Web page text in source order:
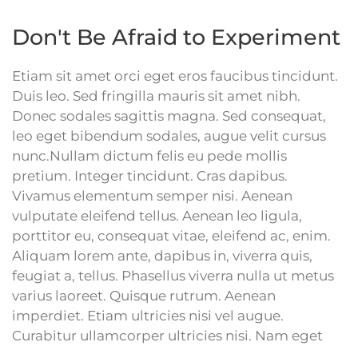
Don't Be Afraid to Experiment
Etiam sit amet orci eget eros faucibus tincidunt.
Duis leo. Sed fringilla mauris sit amet nibh.
Donec sodales sagittis magna. Sed consequat,
leo eget bibendum sodales, augue velit cursus
nunc.Nullam dictum felis eu pede mollis
pretium. Integer tincidunt. Cras dapibus.
Vivamus elementum semper nisi. Aenean
vulputate eleifend tellus. Aenean leo ligula,
porttitor eu, consequat vitae, eleifend ac, enim.
Aliquam lorem ante, dapibus in, viverra quis,
feugiat a, tellus. Phasellus viverra nulla ut metus
varius laoreet. Quisque rutrum. Aenean
imperdiet. Etiam ultricies nisi vel augue.
Curabitur ullamcorper ultricies nisi. Nam eget